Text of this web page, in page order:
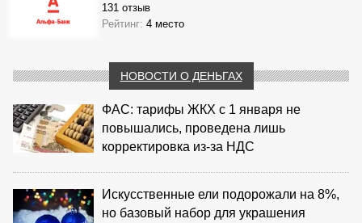
131 отзыв
Рейтинг: 4 место
НОВОСТИ О ДЕНЬГАХ
ФАС: тарифы ЖКХ с 1 января не
повышались, проведена лишь
корректировка из‑за НДС
Искусственные ели подорожали на 8%,
но базовый набор для украшения